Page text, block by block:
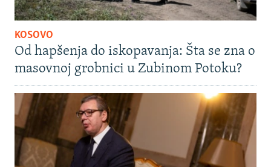
KOSOVO
Od hapšenja do iskopavanja: Šta se zna o
masovnoj grobnici u Zubinom Potoku?